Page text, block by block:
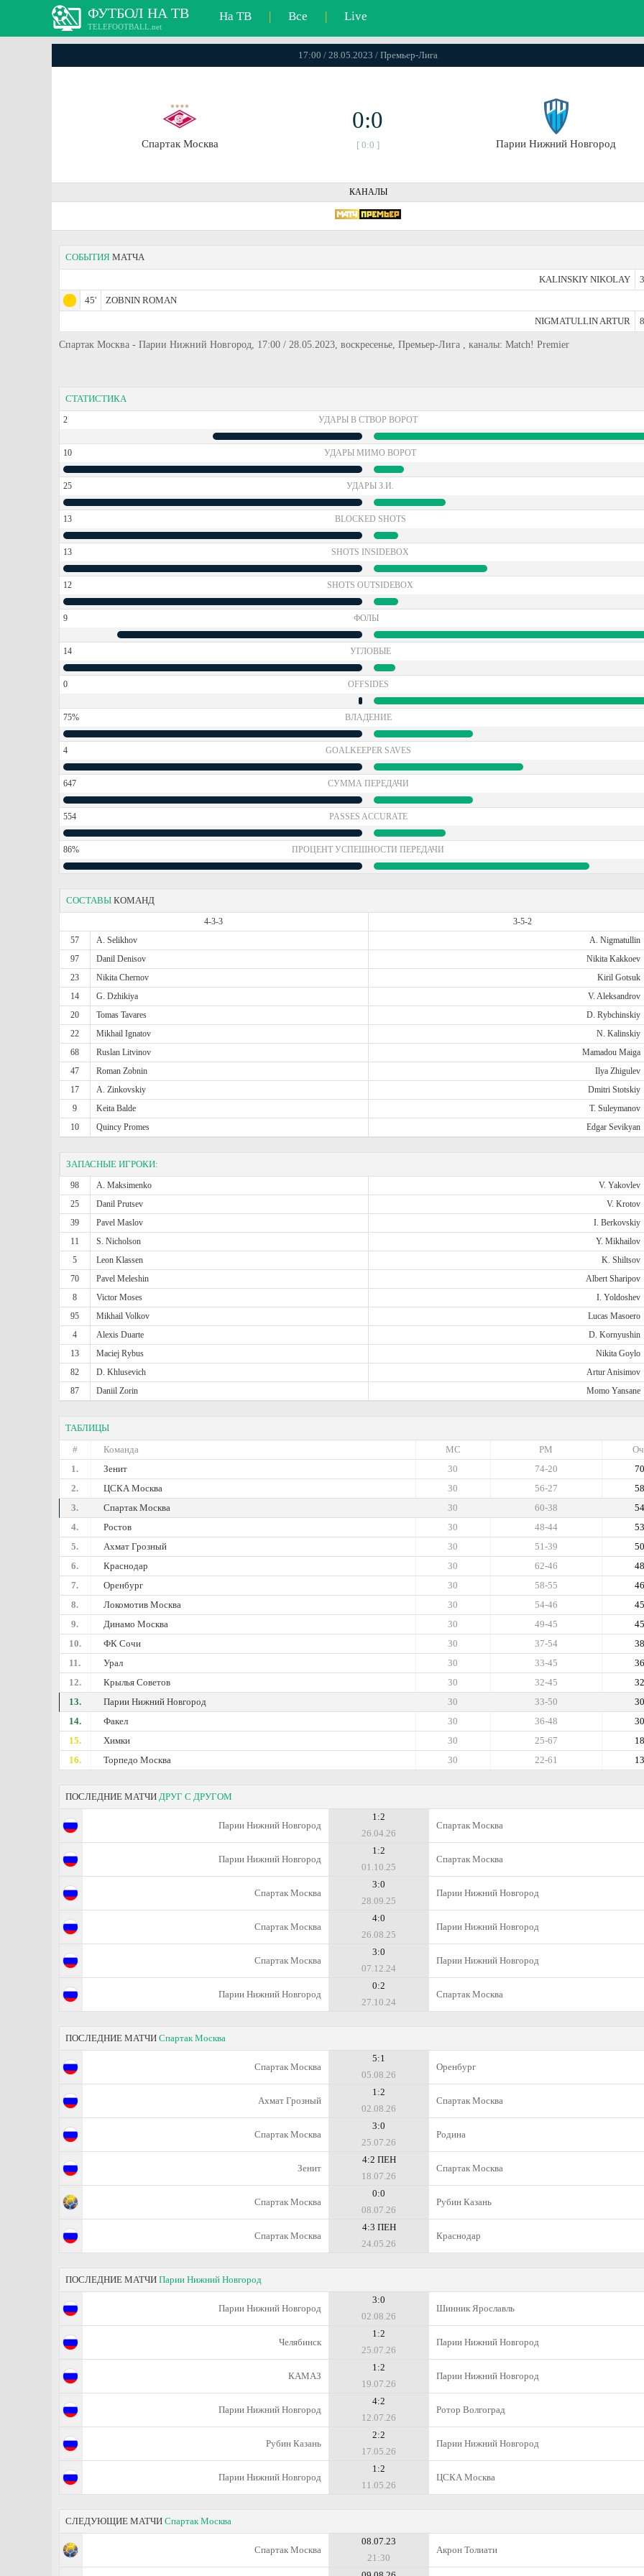
ФУТБОЛ НА ТВ
TELEFOOTBALL.net
На ТВ | Все | Live
17:00 / 28.05.2023 / Премьер-Лига
Спартак Москва
0:0
[ 0:0 ] Парии Нижний Новгород
КАНАЛЫ
СОБЫТИЯ МАТЧА
KALINSKIY NIKOLAY
45'
ZOBNIN ROMAN
NIGMATULLIN ARTUR
Спартак Москва - Парии Нижний Новгород, 17:00 / 28.05.2023, воскресенье, Премьер-Лига , каналы: Match! Premier
СТАТИСТИКА
2 УДАРЫ В СТВОР ВОРОТ
10 УДАРЫ МИМО ВОРОТ
25 УДАРЫ З.И.
13 BLOCKED SHOTS
13 SHOTS INSIDEBOX
12 SHOTS OUTSIDEBOX
9 ФОЛЫ
14 УГЛОВЫЕ
0 OFFSIDES
75% ВЛАДЕНИЕ
4 GOALKEEPER SAVES
647 СУММА ПЕРЕДАЧИ
554 PASSES ACCURATE
86% ПРОЦЕНТ УСПЕШНОСТИ ПЕРЕДАЧИ
СОСТАВЫ КОМАНД
4-3-3
3-5-2
57
A. Selikhov A. Nigmatullin
97
Danil Denisov Nikita Kakkoev
23
Nikita Chernov Kiril Gotsuk
14
G. Dzhikiya V. Aleksandrov
20
Tomas Tavares D. Rybchinskiy
22
Mikhail Ignatov N. Kalinskiy
68
Ruslan Litvinov Mamadou Maiga
47
Roman Zobnin Ilya Zhigulev
17
A. Zinkovskiy Dmitri Stotskiy
9
Keita Balde T. Suleymanov
10
Quincy Promes Edgar Sevikyan
ЗАПАСНЫЕ ИГРОКИ:
98 A. Maksimenko V. Yakovlev
25
Danil Prutsev V. Krotov
39
Pavel Maslov I. Berkovskiy
11
S. Nicholson Y. Mikhailov
5
Leon Klassen K. Shiltsov
70
Pavel Meleshin Albert Sharipov
8
Victor Moses I. Yoldoshev
95
Mikhail Volkov Lucas Masoero
4
Alexis Duarte D. Kornyushin
13
Maciej Rybus Nikita Goylo
82
D. Khlusevich Artur Anisimov
87
Daniil Zorin Momo Yansane
ТАБЛИЦЫ
#
Команда РМ
МС
1.
Зенит 70
74-20
30
2.
ЦСКА Москва 58
56-27
30
3.
Спартак Москва 54
60-38
30
4.
Ростов 53
48-44
30
5.
Ахмат Грозный 50
51-39
30
6.
Краснодар 48
62-46
30
7.
Оренбург 46
58-55
30
8.
Локомотив Москва 45
54-46
30
9.
Динамо Москва 45
49-45
30
10.
ФК Сочи 38
37-54
30
11.
Урал 36
33-45
30
12.
Крылья Советов 32
32-45
30
13.
Парии Нижний Новгород 30
33-50
30
14.
Факел 30
36-48
30
15.
Химки 18
25-67
30
16.
Торпедо Москва 13
22-61
30
ПОСЛЕДНИЕ МАТЧИ ДРУГ С ДРУГОМ
Парии Нижний Новгород
1:2
26.04.26
Спартак Москва
Парии Нижний Новгород
1:2
01.10.25
Спартак Москва
Спартак Москва
3:0
28.09.25
Парии Нижний Новгород
Спартак Москва
4:0
26.08.25
Парии Нижний Новгород
Спартак Москва
3:0
07.12.24
Парии Нижний Новгород
Парии Нижний Новгород
0:2
27.10.24
Спартак Москва
ПОСЛЕДНИЕ МАТЧИ Спартак Москва
Спартак Москва
5:1
05.08.26
Оренбург
Ахмат Грозный
1:2
02.08.26
Спартак Москва
Спартак Москва
3:0
25.07.26
Родина
Зенит
4:2 ПЕН
18.07.26
Спартак Москва
Спартак Москва
0:0
08.07.26
Рубин Казань
Спартак Москва
4:3 ПЕН
24.05.26
Краснодар
ПОСЛЕДНИЕ МАТЧИ Парии Нижний Новгород
Парии Нижний Новгород
3:0
02.08.26
Шинник Ярославль
Челябинск
1:2
25.07.26
Парии Нижний Новгород
КАМАЗ
1:2
19.07.26
Парии Нижний Новгород
Парии Нижний Новгород
4:2
12.07.26
Ротор Волгоград
Рубин Казань
2:2
17.05.26
Парии Нижний Новгород
Парии Нижний Новгород
1:2
11.05.26
ЦСКА Москва
СЛЕДУЮЩИЕ МАТЧИ Спартак Москва
Спартак Москва
08.07.23
21:30
Акрон Толиати